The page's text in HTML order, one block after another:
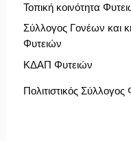
Τοπική κοινότητα
Σύλλογος Γονέων και
Φυτειών
ΚΔΑΠ Φυτειών
Πολιτιστικός Σύλλογος